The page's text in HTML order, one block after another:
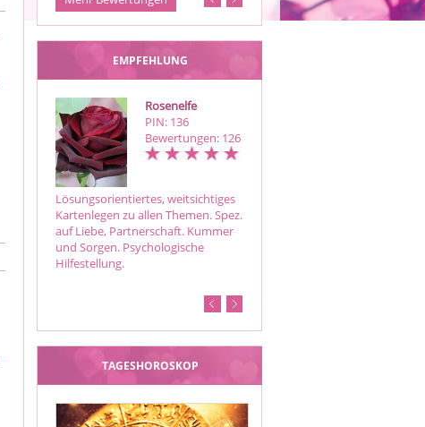
EMPFEHLUNG
Rosenelfe
PIN: 136
Bewertungen: 126
Lösungsorientiertes, weitsichtiges
Kartenlegen zu allen Themen. Spez.
auf Liebe, Partnerschaft. Kummer
und Sorgen. Psychologische
Hilfestellung.
TAGESHOROSKOP